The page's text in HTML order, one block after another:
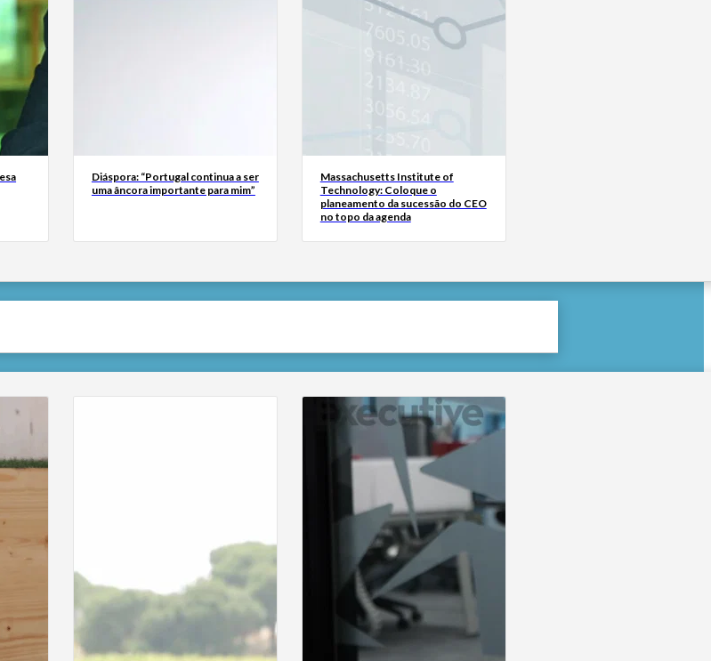
Diáspora: “Portugal continua a ser
uma âncora importante para mim”
Massachusetts Institute of
Technology: Coloque o
planeamento da sucessão do CEO
no topo da agenda